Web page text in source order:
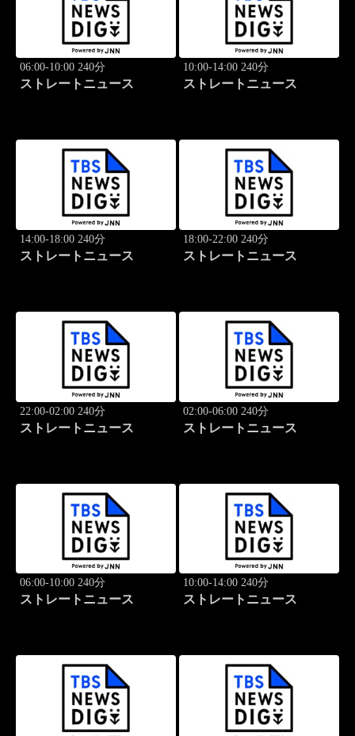
06:00-10:00 240分
ストレートニュース
10:00-14:00 240分
ストレートニュース
14:00-18:00 240分
ストレートニュース
18:00-22:00 240分
ストレートニュース
22:00-02:00 240分
ストレートニュース
02:00-06:00 240分
ストレートニュース
06:00-10:00 240分
ストレートニュース
10:00-14:00 240分
ストレートニュース